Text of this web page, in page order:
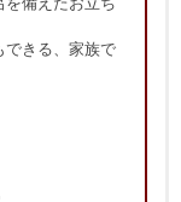
できる、家族で